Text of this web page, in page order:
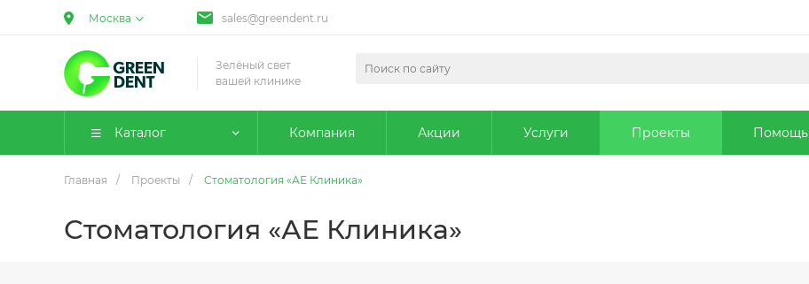
Москва sales@greendent.ru
Зелёный свет
вашей клинике
Каталог Компания Акции Услуги Проекты Помощь
Главная / Проекты / Стоматология «АЕ Клиника»
Стоматология «АЕ Клиника»